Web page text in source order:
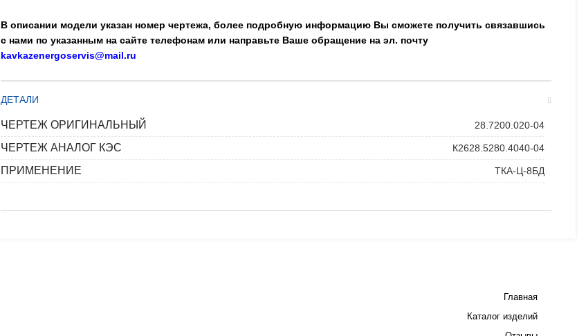
В описании модели указан номер чертежа, более подробную информацию Вы сможете получить связавшись
с нами по указанным на сайте телефонам или направьте Ваше обращение на эл. почту
kavkazenergoservis@mail.ru
ДЕТАЛИ
ЧЕРТЕЖ ОРИГИНАЛЬНЫЙ 28.7200.020-04
ЧЕРТЕЖ АНАЛОГ КЭС К2628.5280.4040-04
ПРИМЕНЕНИЕ ТКА-Ц-8БД
Главная
Каталог изделий